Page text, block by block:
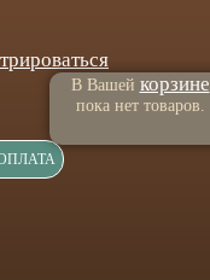
В Вашей корзине
пока нет товаров.